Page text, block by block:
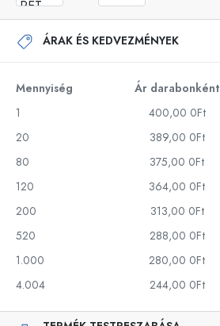
ÁRAK ÉS KEDVEZMÉNYEK
Mennyiség Ár darabonként
1
400,00 0Ft
20
389,00 0Ft
80
375,00 0Ft
120
364,00 0Ft
200
313,00 0Ft
520
288,00 0Ft
1.000
280,00 0Ft
4.004
244,00 0Ft